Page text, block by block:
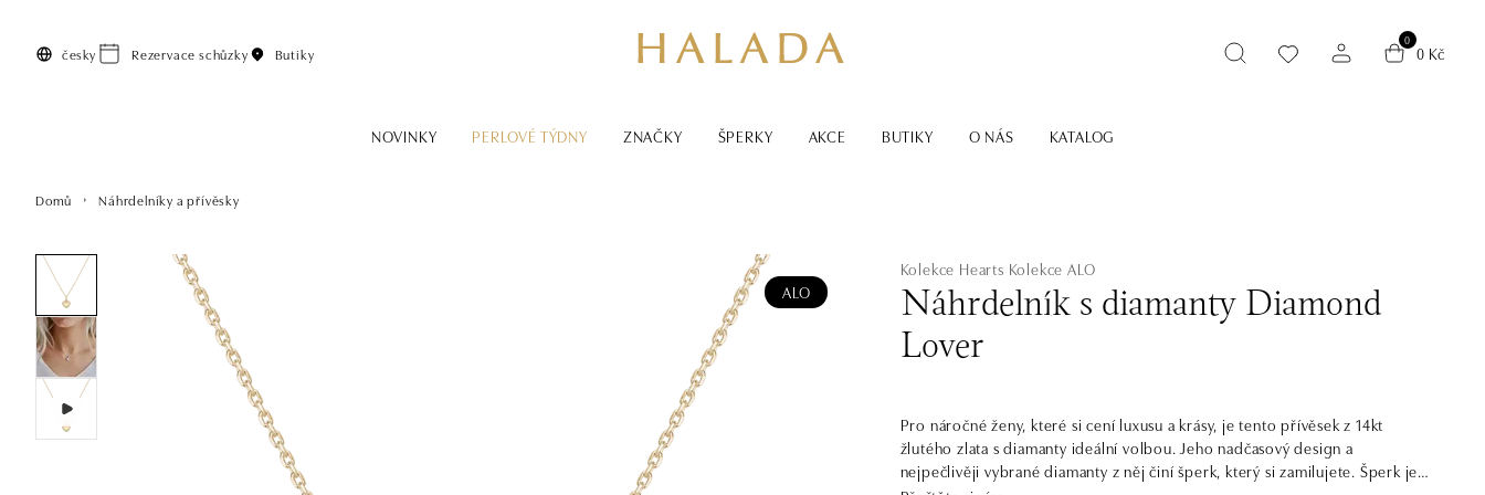
česky Rezervace schůzky Butiky
0
0 Kč
NOVINKY PERLOVÉ TÝDNY ZNAČKY ŠPERKY AKCE BUTIKY O NÁS KATALOG
Domů Náhrdelníky a přívěsky
ALO
Kolekce Hearts Kolekce ALO
Náhrdelník s diamanty Diamond
Lover
Pro náročné ženy, které si cení luxusu a krásy, je tento přívěsek z 14kt
žlutého zlata s diamanty ideální volbou. Jeho nadčasový design a
nejpečlivěji vybrané diamanty z něj činí šperk, který si zamilujete. Šperk je